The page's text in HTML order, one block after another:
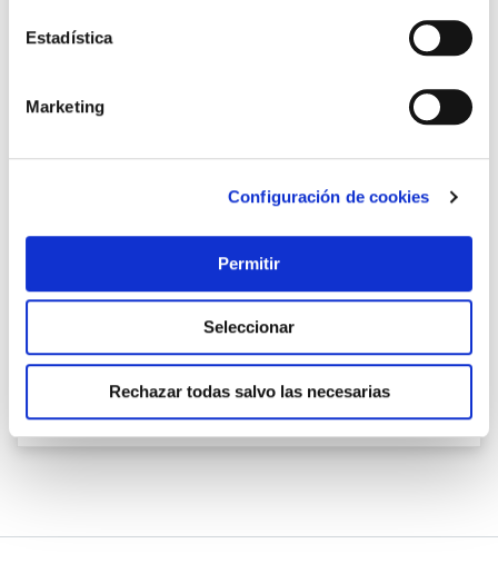
Estadística
Marketing
Configuración de cookies
Permitir
Seleccionar
Rechazar todas salvo las necesarias
Serrucho carp punta 250mm 7dpp m/ab. mad d/t a/c
bellota
Bellota
19,75 €